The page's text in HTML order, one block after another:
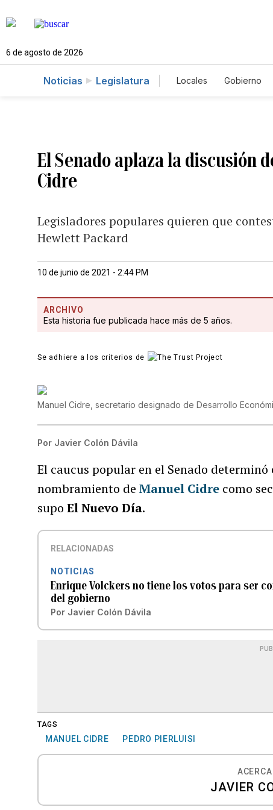
6 de agosto de 2026
Noticias Legislatura Locales Gobierno
El Senado aplaza la discusión
Cidre
Legisladores populares quieren que
Hewlett Packard
10 de junio de 2021 - 2:44 PM
ARCHIVO
Esta historia fue publicada hace más de 5 años.
Se adhiere a los criterios de
Manuel Cidre, secretario designado de Desarrollo
Por Javier Colón Dávila
El caucus popular en el Senado
nombramiento deManuel Cidre como
supoEl Nuevo Día.
RELACIONADAS
NOTICIAS
Enrique Volckers no tiene los votos para ser
del gobierno
Por Javier Colón Dávila
TAGS
MANUEL CIDRE PEDRO PIERLUISI
JAVIER